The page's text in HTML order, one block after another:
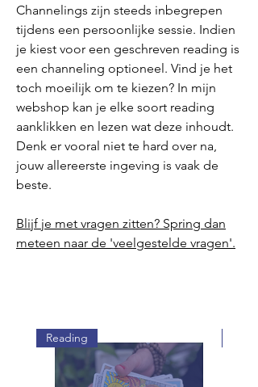
Channelings zijn steeds inbegrepen
tijdens een persoonlijke sessie. Indien
je kiest voor een geschreven reading is
een channeling optioneel. Vind je het
toch moeilijk om te kiezen? In mijn
webshop kan je elke soort reading
aanklikken en lezen wat deze inhoudt.
Denk er vooral niet te hard over na,
jouw allereerste ingeving is vaak de
beste.
Blijf je met vragen zitten? Spring dan
meteen naar de 'veelgestelde vragen'.
Reading